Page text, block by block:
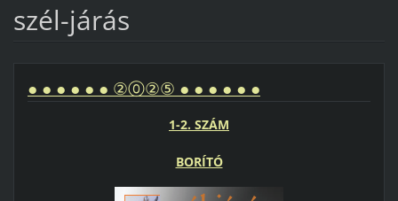
szél-járás
● ● ● ● ● ● ②⓪②⑤ ● ● ● ● ● ●
1-2. SZÁM
BORÍTÓ